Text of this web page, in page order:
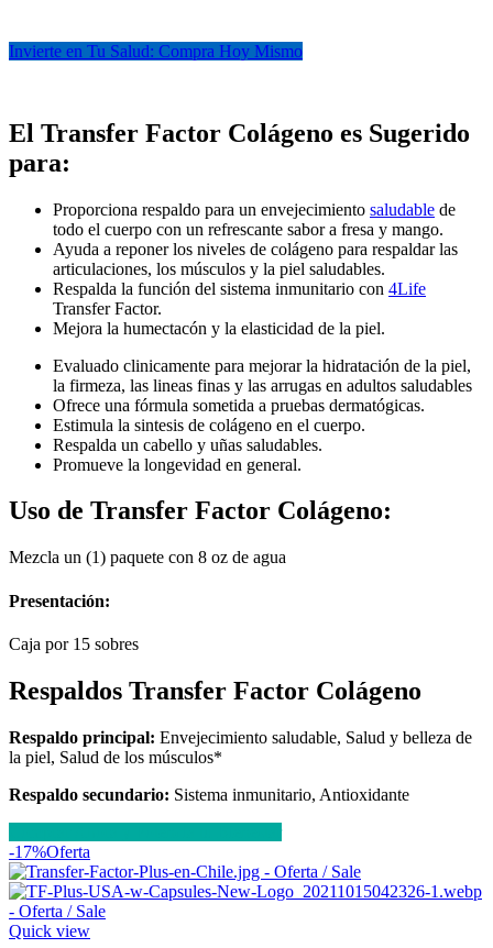
Invierte en Tu Salud: Compra Hoy Mismo
El Transfer Factor Colágeno es Sugerido
para:
Proporciona respaldo para un envejecimiento saludable de
todo el cuerpo con un refrescante sabor a fresa y mango.
Ayuda a reponer los niveles de colágeno para respaldar las
articulaciones, los músculos y la piel saludables.
Respalda la función del sistema inmunitario con 4Life
Transfer Factor.
Mejora la humectacón y la elasticidad de la piel.
Evaluado clinicamente para mejorar la hidratación de la piel,
la firmeza, las lineas finas y las arrugas en adultos saludables
Ofrece una fórmula sometida a pruebas dermatógicas.
Estimula la sintesis de colágeno en el cuerpo.
Respalda un cabello y uñas saludables.
Promueve la longevidad en general.
Uso de Transfer Factor Colágeno:
Mezcla un (1) paquete con 8 oz de agua
Presentación:
Caja por 15 sobres
Respaldos Transfer Factor Colágeno
Respaldo principal: Envejecimiento saludable, Salud y belleza de
la piel, Salud de los músculos*
Respaldo secundario: Sistema inmunitario, Antioxidante
-17%Oferta
Quick view